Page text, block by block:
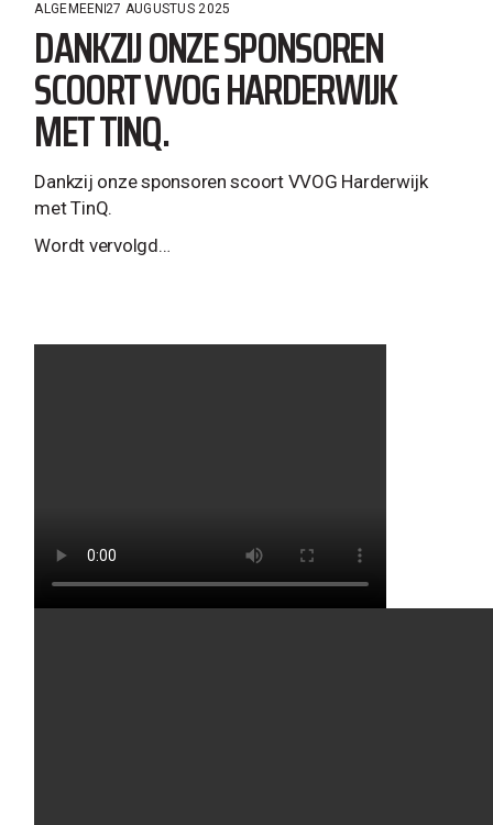
ALGEMEEN 27 AUGUSTUS 2025
DANKZIJ ONZE SPONSOREN
SCOORT VVOG HARDERWIJK
MET TINQ.
Dankzij onze sponsoren scoort VVOG Harderwijk
met TinQ.
Wordt vervolgd…